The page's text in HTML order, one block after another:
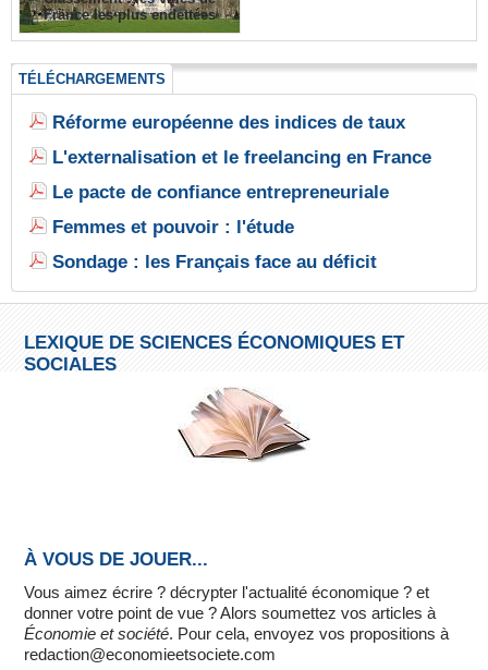
France les plus endettées
TÉLÉCHARGEMENTS
Réforme européenne des indices de taux
L'externalisation et le freelancing en France
Le pacte de confiance entrepreneuriale
Femmes et pouvoir : l'étude
Sondage : les Français face au déficit
LEXIQUE DE SCIENCES ÉCONOMIQUES ET
SOCIALES
À VOUS DE JOUER...
Vous aimez écrire ? décrypter l'actualité économique ? et
donner votre point de vue ? Alors soumettez vos articles à
Économie et société. Pour cela, envoyez vos propositions à
redaction@economieetsociete.com